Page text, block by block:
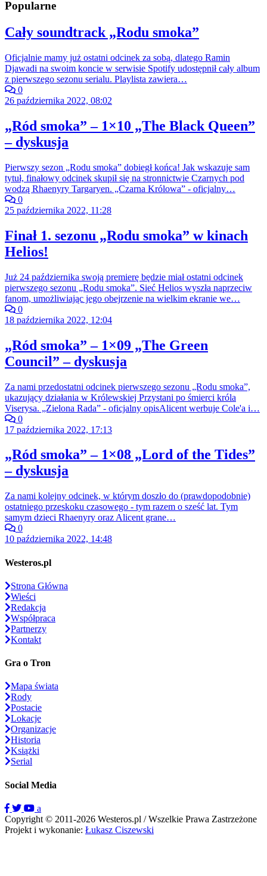
Popularne
Cały soundtrack „Rodu smoka”
Oficjalnie mamy już ostatni odcinek za sobą, dlatego Ramin
Djawadi na swoim koncie w serwisie Spotify udostępnił cały album
z pierwszego sezonu serialu. Playlista zawiera…
0
26 października 2022, 08:02
„Ród smoka” – 1×10 „The Black Queen”
– dyskusja
Pierwszy sezon „Rodu smoka” dobiegł końca! Jak wskazuje sam
tytuł, finałowy odcinek skupił się na stronnictwie Czarnych pod
wodzą Rhaenyry Targaryen. „Czarna Królowa” - oficjalny…
0
25 października 2022, 11:28
Finał 1. sezonu „Rodu smoka” w kinach
Helios!
Już 24 października swoją premierę będzie miał ostatni odcinek
pierwszego sezonu „Rodu smoka”. Sieć Helios wyszła naprzeciw
fanom, umożliwiając jego obejrzenie na wielkim ekranie we…
0
18 października 2022, 12:04
„Ród smoka” – 1×09 „The Green
Council” – dyskusja
Za nami przedostatni odcinek pierwszego sezonu „Rodu smoka”,
ukazujący działania w Królewskiej Przystani po śmierci króla
Viserysa. „Zielona Rada” - oficjalny opisAlicent werbuje Cole'a i…
0
17 października 2022, 17:13
„Ród smoka” – 1×08 „Lord of the Tides”
– dyskusja
Za nami kolejny odcinek, w którym doszło do (prawdopodobnie)
ostatniego przeskoku czasowego - tym razem o sześć lat. Tym
samym dzieci Rhaenyry oraz Alicent grane…
0
10 października 2022, 14:48
Westeros.pl
Strona Główna
Wieści
Redakcja
Współpraca
Partnerzy
Kontakt
Gra o Tron
Mapa świata
Rody
Postacie
Lokacje
Organizacje
Historia
Książki
Serial
Social Media
a
Copyright © 2011-2026 Westeros.pl / Wszelkie Prawa Zastrzeżone
Projekt i wykonanie: Łukasz Ciszewski